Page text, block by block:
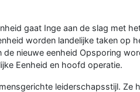
gaat Inge aan de slag met
worden landelijke taken op
nieuwe eenheid Opsporing
Eenheid en hoofd operatie.
leiderschapsstijl. Ze